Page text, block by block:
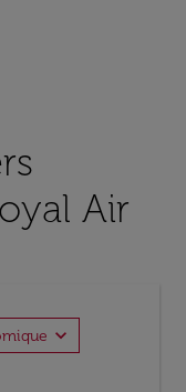
Air
expand_more